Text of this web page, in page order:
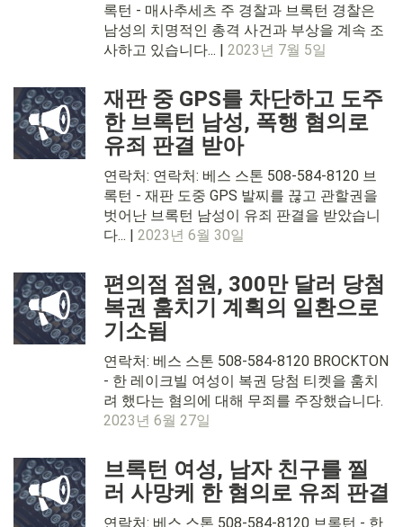
록턴 - 매사추세츠 주 경찰과 브록턴 경찰은
남성의 치명적인 총격 사건과 부상을 계속 조
사하고 있습니다... | 2023년 7월 5일
재판 중 GPS를 차단하고 도주
한 브록턴 남성, 폭행 혐의로
유죄 판결 받아
연락처: 연락처: 베스 스톤 508-584-8120 브
록턴 - 재판 도중 GPS 발찌를 끊고 관할권을
벗어난 브록턴 남성이 유죄 판결을 받았습니
다... | 2023년 6월 30일
편의점 점원, 300만 달러 당첨
복권 훔치기 계획의 일환으로
기소됨
연락처: 베스 스톤 508-584-8120 BROCKTON
- 한 레이크빌 여성이 복권 당첨 티켓을 훔치
려 했다는 혐의에 대해 무죄를 주장했습니다.
2023년 6월 27일
브록턴 여성, 남자 친구를 찔
러 사망케 한 혐의로 유죄 판결
연락처: 베스 스톤 508-584-8120 브록턴 - 한